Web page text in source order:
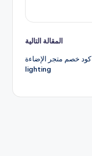
المقالة التالية
كود خصم متجر الإضاءة
lighting